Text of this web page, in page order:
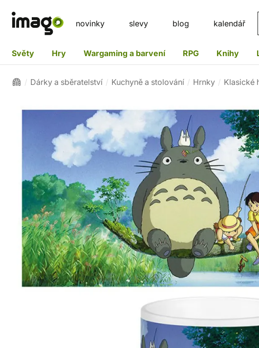
novinky slevy blog kalendář
Světy Hry Wargaming a barvení RPG Knihy
Dárky a sběratelství Kuchyně a stolování Hrnky Klasické